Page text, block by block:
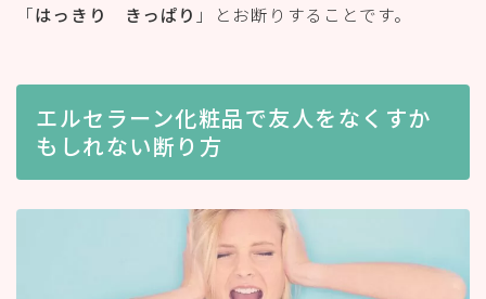
「はっきり きっぱり 」とお断りすることです。
エルセラーン化粧品で友人をなくすか
もしれない断り方